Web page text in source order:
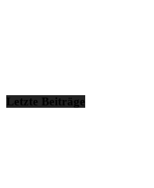
Letzte Beiträge